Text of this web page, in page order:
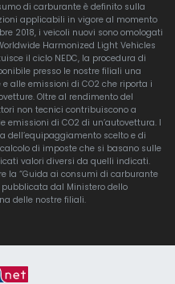
di carburante è definito sulla
applicabili in vigore al momento
2018, i veicoli nuovi sono omologati
Harmonized Light Vehicles
il ciclo NEDC, la procedura di
presso le nostre filiali una
alle emissioni di CO2 che riporta i
Oltre al rendimento del
non tecnici contribuiscono a
di CO2 di un’autovettura. I
dell’equipaggiamento scelto e di
di imposte che si basano sulle
valori diversi da quelli indicati.
la “Guida ai consumi di carburante
pubblicata dal Ministero dello
delle nostre filiali.